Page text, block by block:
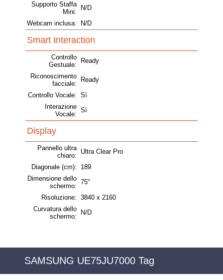
Supporto Staffa
Mini:
N/D
Webcam inclusa: N/D
Smart Interaction
Controllo
Gestuale:
Ready
Riconoscimento
facciale:
Ready
Controllo Vocale: Sì
Interazione
Vocale:
Sì
Display
Pannello ultra
chiaro:
Ultra Clear Pro
Diagonale (cm):
189
Dimensione dello
schermo:
75"
Risoluzione: 3840 x 2160
Curvatura dello
schermo:
N/D
SAMSUNG UE75JU7000 Tag